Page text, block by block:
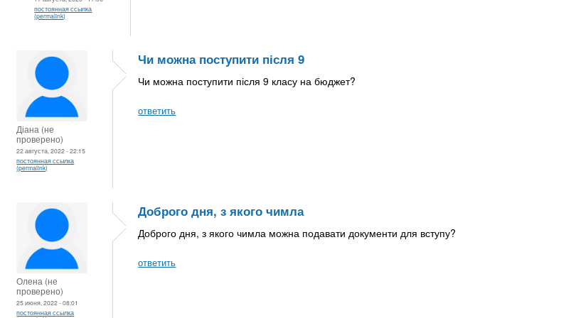
постоянная ссылка
(permalink)
Діана (не
проверено)
22 августа, 2022 - 22:15
постоянная ссылка
(permalink)
Чи можна поступити після 9
Чи можна поступити після 9 класу на бюджет?
ответить
Олена (не
проверено)
25 июня, 2022 - 08:01
постоянная ссылка
Доброго дня, з якого чимла
Доброго дня, з якого чимла можна подавати документи для вступу?
ответить